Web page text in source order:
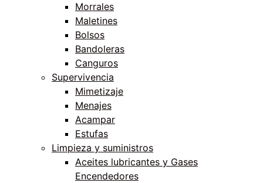
Morrales
Maletines
Bolsos
Bandoleras
Canguros
Supervivencia
Mimetizaje
Menajes
Acampar
Estufas
Limpieza y suministros
Aceites lubricantes y Gases
Encendedores